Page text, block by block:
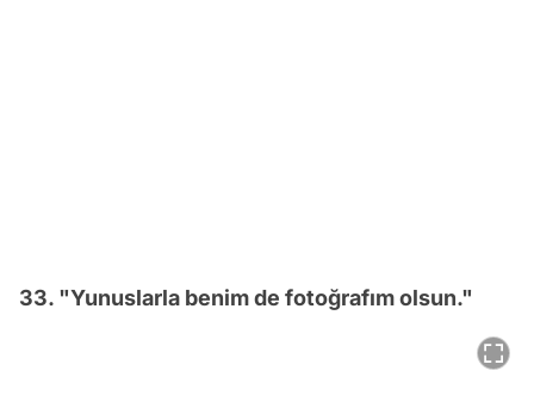
33. "Yunuslarla benim de fotoğrafım olsun."